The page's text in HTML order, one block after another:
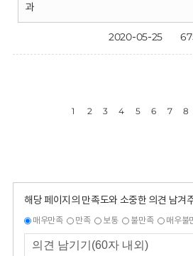
과
2020-05-25
1 2 3 4 5 6 7 8
해당 페이지의 만족도와 소중한 의견 남겨
매우만족 만족 보통 불만족 매우불